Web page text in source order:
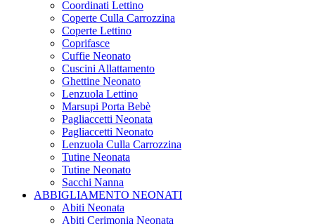
Coordinati Lettino
Coperte Culla Carrozzina
Coperte Lettino
Coprifasce
Cuffie Neonato
Cuscini Allattamento
Ghettine Neonato
Lenzuola Lettino
Marsupi Porta Bebè
Pagliaccetti Neonata
Pagliaccetti Neonato
Lenzuola Culla Carrozzina
Tutine Neonata
Tutine Neonato
Sacchi Nanna
ABBIGLIAMENTO NEONATI
Abiti Neonata
Abiti Cerimonia Neonata